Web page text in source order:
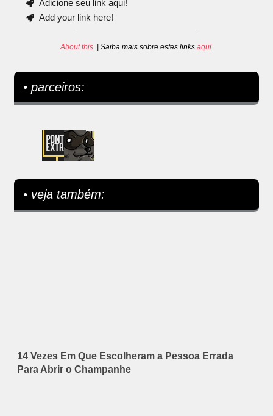
Adicione seu link aqui!
Add your link here!
About this. | Saiba mais sobre estes links aqui.
• parceiros:
• veja também:
14 Vezes Em Que Escolheram a Pessoa Errada
Para Abrir o Champanhe